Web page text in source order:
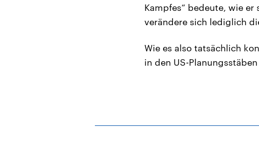
Kampfes“ bedeute, wie
verändere sich lediglich
Wie es also tatsächlich
in den US-